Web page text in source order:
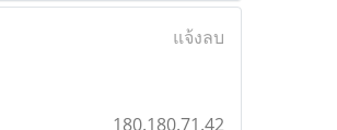
แจ้งลบ
180.180.71.42